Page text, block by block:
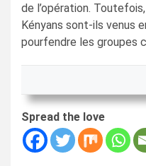
de l’opération.
Kényans sont-ils venus
pourfendre les groupes
Spread the love